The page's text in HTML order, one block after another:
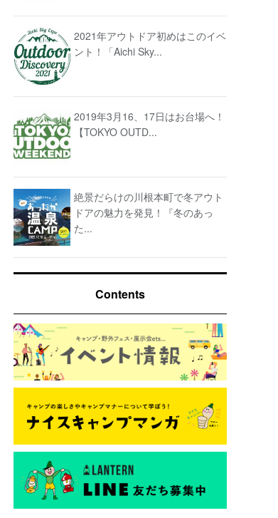
2021年アウトドア初めはこのイベ
ント！「Aichi Sky...
2019年3月16、17日はお台場へ！
【TOKYO OUTD...
絶景だらけの川根本町で冬アウト
ドアの魅力を発見！『冬のあっ
た...
Contents